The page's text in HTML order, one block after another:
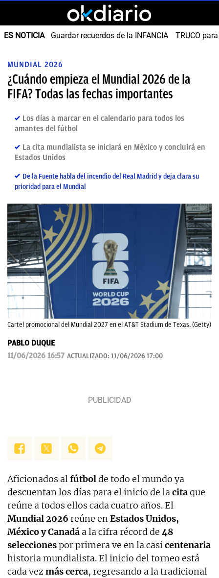
ES NOTICIA Guardar recuerdos de la INFANCIA TRUCO
MUNDIAL 2026
¿Cuándo empieza el Mundial 2026 de la
FIFA? Todas las fechas importantes
Los días a marcar en el calendario para todos los
amantes del fútbol
La cita mundialista se iniciará en México y concluirá en
Estados Unidos
De la Fuente habla del incendio del Real Madrid y deja clara su
prioridad para el Mundial
Cartel promocional del Mundial 2027 en el AT&T Stadium de Texas. (Getty)
PABLO DUQUE
11/06/2026 16:57 ACTUALIZADO: 11/06/2026 17:00
Aficionados alfútbolde todo el mundo ya
descuentan los días para el inicio de lacitaque
reúne a todos ellos cada cuatro años. El
Mundial 2026 reúne enEstados Unidos,
México y Canadá a la cifra récord de 48
seleccionespor primera ve en la casicentenaria
historia mundialista. El inicio del torneo está
cada vezmás cerca, regresando a la tradicional